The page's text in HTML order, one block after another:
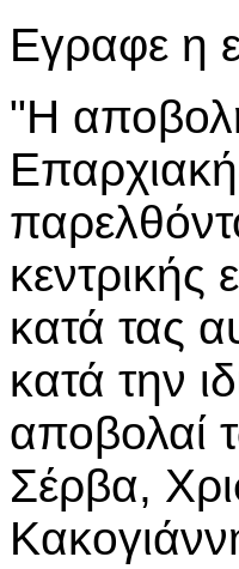
Εγραφε η
"Η
κατά τας
κατά την
αποβολαί
Σέρβα,